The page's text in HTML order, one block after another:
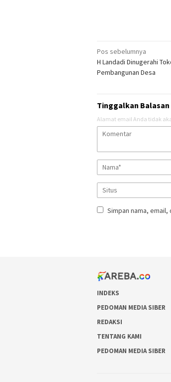
Navigasi
pos
Pos sebelumnya
H Landadi Dinugerahi
Pembangunan Desa
Tinggalkan Balasan
Alamat email Anda tidak
Simpan nama,
INDEKS
PEDOMAN MEDIA SIBER
REDAKSI
TENTANG KAMI
PEDOMAN MEDIA SIBER